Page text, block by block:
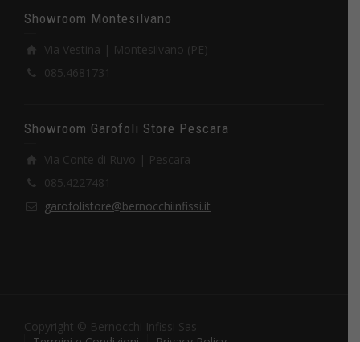
Showroom Montesilvano
Via Vestina | Montesilvano (PE)
085.4681731
Showroom Garofoli Store Pescara
Via Conte di Ruvo | Pescara
085.4227481
garofolistore@bernocchiinfissi.it
Copyright © Bernocchi Infissi Sas